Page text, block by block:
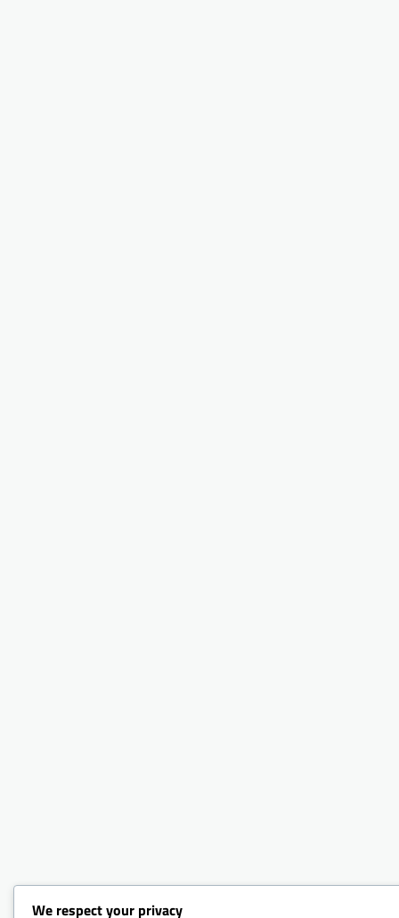
We respect your privacy